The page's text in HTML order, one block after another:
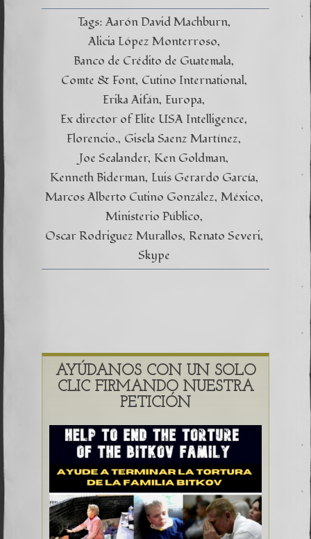
Tags: Aarón David Machburn
Alicia López Monterroso
Banco de Crédito de Guatemala
Comte & Font Cutino International
Erika Aifán Europa
Ex director of Elite USA Intelligence
Florencio. Gisela Saenz Martínez
Joe Sealander Ken Goldman
Kenneth Biderman Luis Gerardo García
Marcos Alberto Cutino González México
Ministerio Público
Oscar Rodriguez Murallos Renato Severi
Skype
AYÚDANOS CON UN SOLO
CLIC FIRMANDO NUESTRA
PETICIÓN